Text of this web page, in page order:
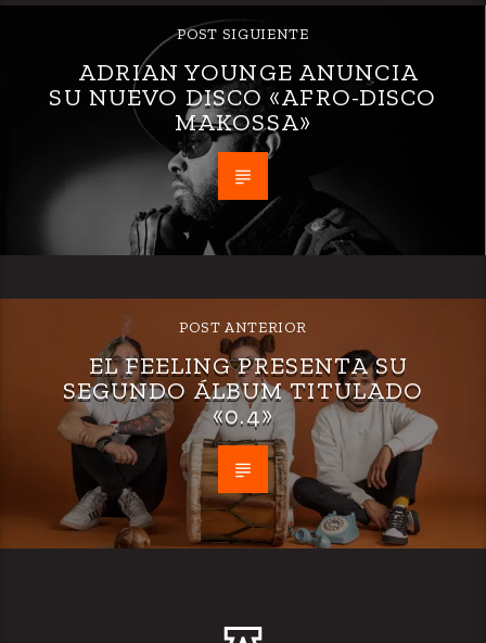
POST SIGUIENTE
ADRIAN YOUNGE ANUNCIA
SU NUEVO DISCO «AFRO-DISCO
MAKOSSA»
POST ANTERIOR
EL FEELING PRESENTA SU
SEGUNDO ÁLBUM TITULADO
«0.4»